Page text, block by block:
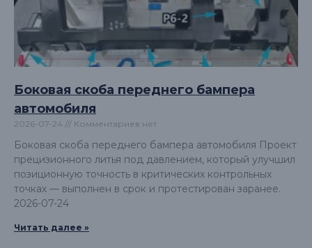
Боковая скоба переднего бампера
автомобиля
2026-07-24 Комментариев нет
Боковая скоба переднего бампера автомобиля Проект
прецизионного литья под давлением, который улучшил
позиционную точность в критических контрольных
точках — выполнен в срок и протестирован заранее.
2026-07-24
Читать далее »